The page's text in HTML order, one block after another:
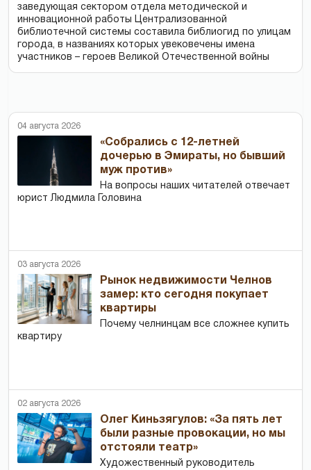
заведующая сектором отдела методической и
инновационной работы Централизованной
библиотечной системы составила библиогид по улицам
города, в названиях которых увековечены имена
участников – героев Великой Отечественной войны
04 августа 2026
«Собрались с 12-летней
дочерью в Эмираты, но бывший
муж против»
На вопросы наших читателей отвечает
юрист Людмила Головина
03 августа 2026
Рынок недвижимости Челнов
замер: кто сегодня покупает
квартиры
Почему челнинцам все сложнее купить
квартиру
02 августа 2026
Олег Киньзягулов: «За пять лет
были разные провокации, но мы
отстояли театр»
Художественный руководитель